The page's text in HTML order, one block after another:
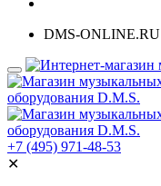
DMS-ONLINE.RU
+7 (495) 971-48-53
✕